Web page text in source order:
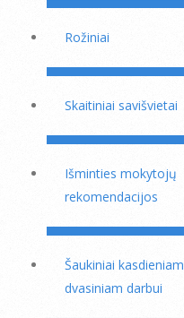
Rožiniai
Skaitiniai savišvietai
Išminties mokytojų
rekomendacijos
Šaukiniai kasdieniam
dvasiniam darbui